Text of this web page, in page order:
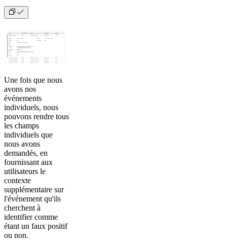
Une fois que nous
avons nos
événements
individuels, nous
pouvons rendre tous
les champs
individuels que
nous avons
demandés, en
fournissant aux
utilisateurs le
contexte
supplémentaire sur
l'événement qu'ils
cherchent à
identifier comme
étant un faux positif
ou non.